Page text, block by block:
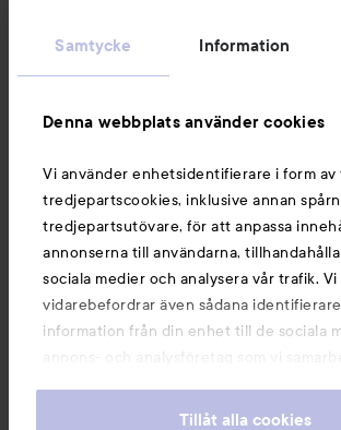
Samtycke Information
Denna webbplats använder cookies
Vi använder enhetsidentifierare i form
tredjepartscookies, inklusive annan
tredjepartsutövare, för att anpassa
annonserna till användarna,
sociala medier och analysera vår trafik. Vi
vidarebefordrar även sådana
information från din enhet till de sociala
annons- och analysföretag som vi
information som du har tillhandahållit eller
Tillåt alla cookies
Du kanske också gillar